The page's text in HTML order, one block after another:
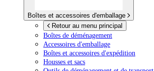
Boîtes et accessoires d'emballage
Retour au menu principal
Boîtes de déménagement
Accessoires d'emballage
Boîtes et accessoires d'expédition
Housses et sacs